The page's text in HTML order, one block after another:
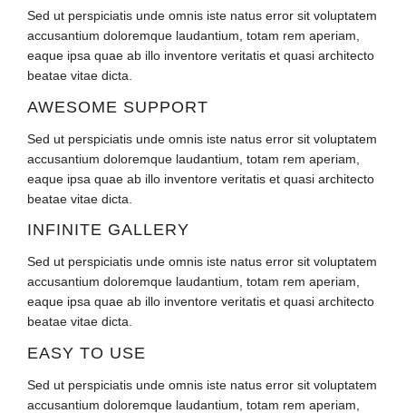
Sed ut perspiciatis unde omnis iste natus error sit voluptatem
accusantium doloremque laudantium, totam rem aperiam,
eaque ipsa quae ab illo inventore veritatis et quasi architecto
beatae vitae dicta.
AWESOME SUPPORT
Sed ut perspiciatis unde omnis iste natus error sit voluptatem
accusantium doloremque laudantium, totam rem aperiam,
eaque ipsa quae ab illo inventore veritatis et quasi architecto
beatae vitae dicta.
INFINITE GALLERY
Sed ut perspiciatis unde omnis iste natus error sit voluptatem
accusantium doloremque laudantium, totam rem aperiam,
eaque ipsa quae ab illo inventore veritatis et quasi architecto
beatae vitae dicta.
EASY TO USE
Sed ut perspiciatis unde omnis iste natus error sit voluptatem
accusantium doloremque laudantium, totam rem aperiam,